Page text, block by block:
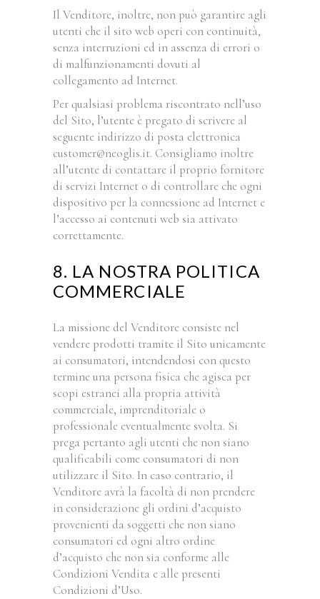
Il Venditore, inoltre, non può garantire agli
utenti che il sito web operi con continuità,
senza interruzioni ed in assenza di errori o
di malfunzionamenti dovuti al
collegamento ad Internet.
Per qualsiasi problema riscontrato nell’uso
del Sito, l’utente è pregato di scrivere al
seguente indirizzo di posta elettronica
customer@neoglis.it. Consigliamo inoltre
all’utente di contattare il proprio fornitore
di servizi Internet o di controllare che ogni
dispositivo per la connessione ad Internet e
l’accesso ai contenuti web sia attivato
correttamente.
8. LA NOSTRA POLITICA
COMMERCIALE
La missione del Venditore consiste nel
vendere prodotti tramite il Sito unicamente
ai consumatori, intendendosi con questo
termine una persona fisica che agisca per
scopi estranei alla propria attività
commerciale, imprenditoriale o
professionale eventualmente svolta. Si
prega pertanto agli utenti che non siano
qualificabili come consumatori di non
utilizzare il Sito. In caso contrario, il
Venditore avrà la facoltà di non prendere
in considerazione gli ordini d’acquisto
provenienti da soggetti che non siano
consumatori ed ogni altro ordine
d’acquisto che non sia conforme alle
Condizioni Vendita e alle presenti
Condizioni d’Uso.